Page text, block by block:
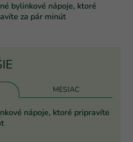
bylinkové nápoje, ktoré
za pár minút
MESIAC
nápoje, ktoré pripravíte